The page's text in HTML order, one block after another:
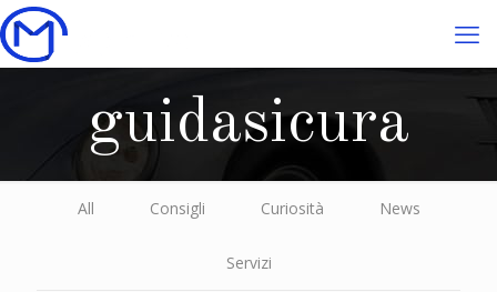
guidasicura
All Consigli Curiosità News
Servizi